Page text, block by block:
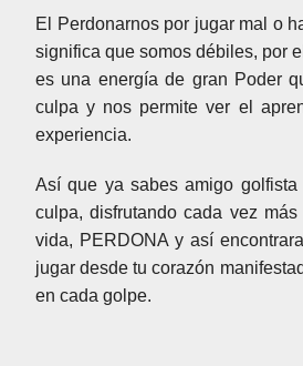
El Perdonarnos por jugar mal o
significa que somos débiles, por
es una energía de gran Poder
culpa y nos permite ver el
experiencia.
Así que ya sabes amigo
culpa, disfrutando cada vez
vida, PERDONA y así
jugar desde tu corazón
en cada golpe.